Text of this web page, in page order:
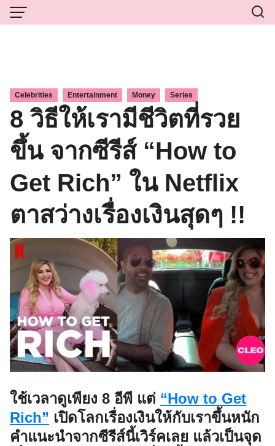
Skip
to
Celebrities Entertainment Money Series
8 วิธีให้เรามีชีวิตที่รวย
ขึ้น จากซีรีส์ “How to
Get Rich” ใน Netflix
ตาสว่างเรื่องเงินสุดๆ !!
ใช้เวลาดูเพียง 8 อีพี แต่ “How to Get
Rich” เปิดโลกเรื่องเงินให้กับเราขึ้นหนัก
คำแนะนำจากซีรีส์นี้เวิร์คเลย แล้วเป็นจุด